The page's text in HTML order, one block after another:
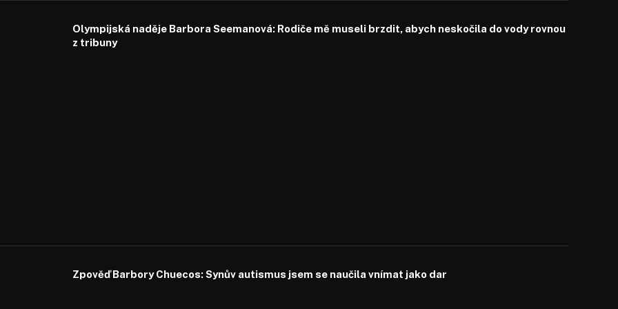
Olympijská naděje Barbora Seemanová: Rodiče mě museli brzdit, abych neskočila do vody rovnou
z tribuny
Zpověď Barbory Chuecos: Synův autismus jsem se naučila vnímat jako dar